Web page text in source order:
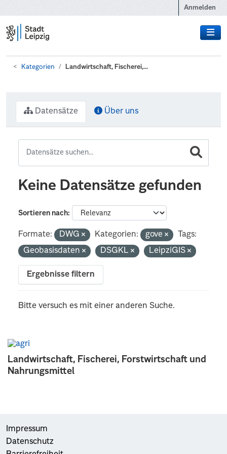
Anmelden
Kategorien Landwirtschaft, Fischerei,...
Landwirtschaft, Fischerei, Forstwirtschaft und
Nahrungsmittel
Datensätze Über uns
Keine Datensätze gefunden
Sortieren nach
Formate: DWG Kategorien: gove
Tags:
Geobasisdaten
DSGKL LeipziGIS
Ergebnisse filtern
Bitte versuch es mit einer anderen Suche.
Impressum
Datenschutz